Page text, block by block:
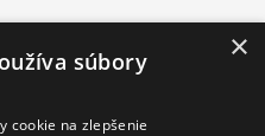
×
súbory
cookie na zlepšenie